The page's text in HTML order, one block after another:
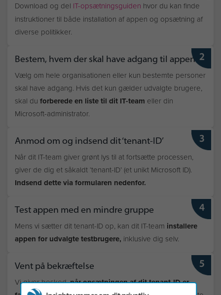
Download og del IT-opsætningsguiden hvor du kan finde
instruktioner til både installation af appen og opsætning af
diverse politikker.
Bestem, hvem der skal have adgang til appen
Vælg om hele organisationen eller kun bestemte personer
skal have adgang. Hvis det kun gælder udvalgte brugere,
skal du forberede en liste til dit IT-team eller din
Microsoft-administrator.
Anmod om og indsend dit ‘tenant-ID’
Når dit IT-team giver grønt lys til at fortsætte processen,
giver de dig et såkaldt ‘tenant-ID’ (et unikt Microsoft ID).
Indsend dette via formularen nedenfor.
Test appen med en mindre gruppe
Mens vi sætter dit tenant-ID op, kan dit IT-team installere
appen for udvalgte testbrugere, inklusive dig selv.
Vent på bekræftelse
Vi giver besked,når opsætningen af dit tenant-ID er